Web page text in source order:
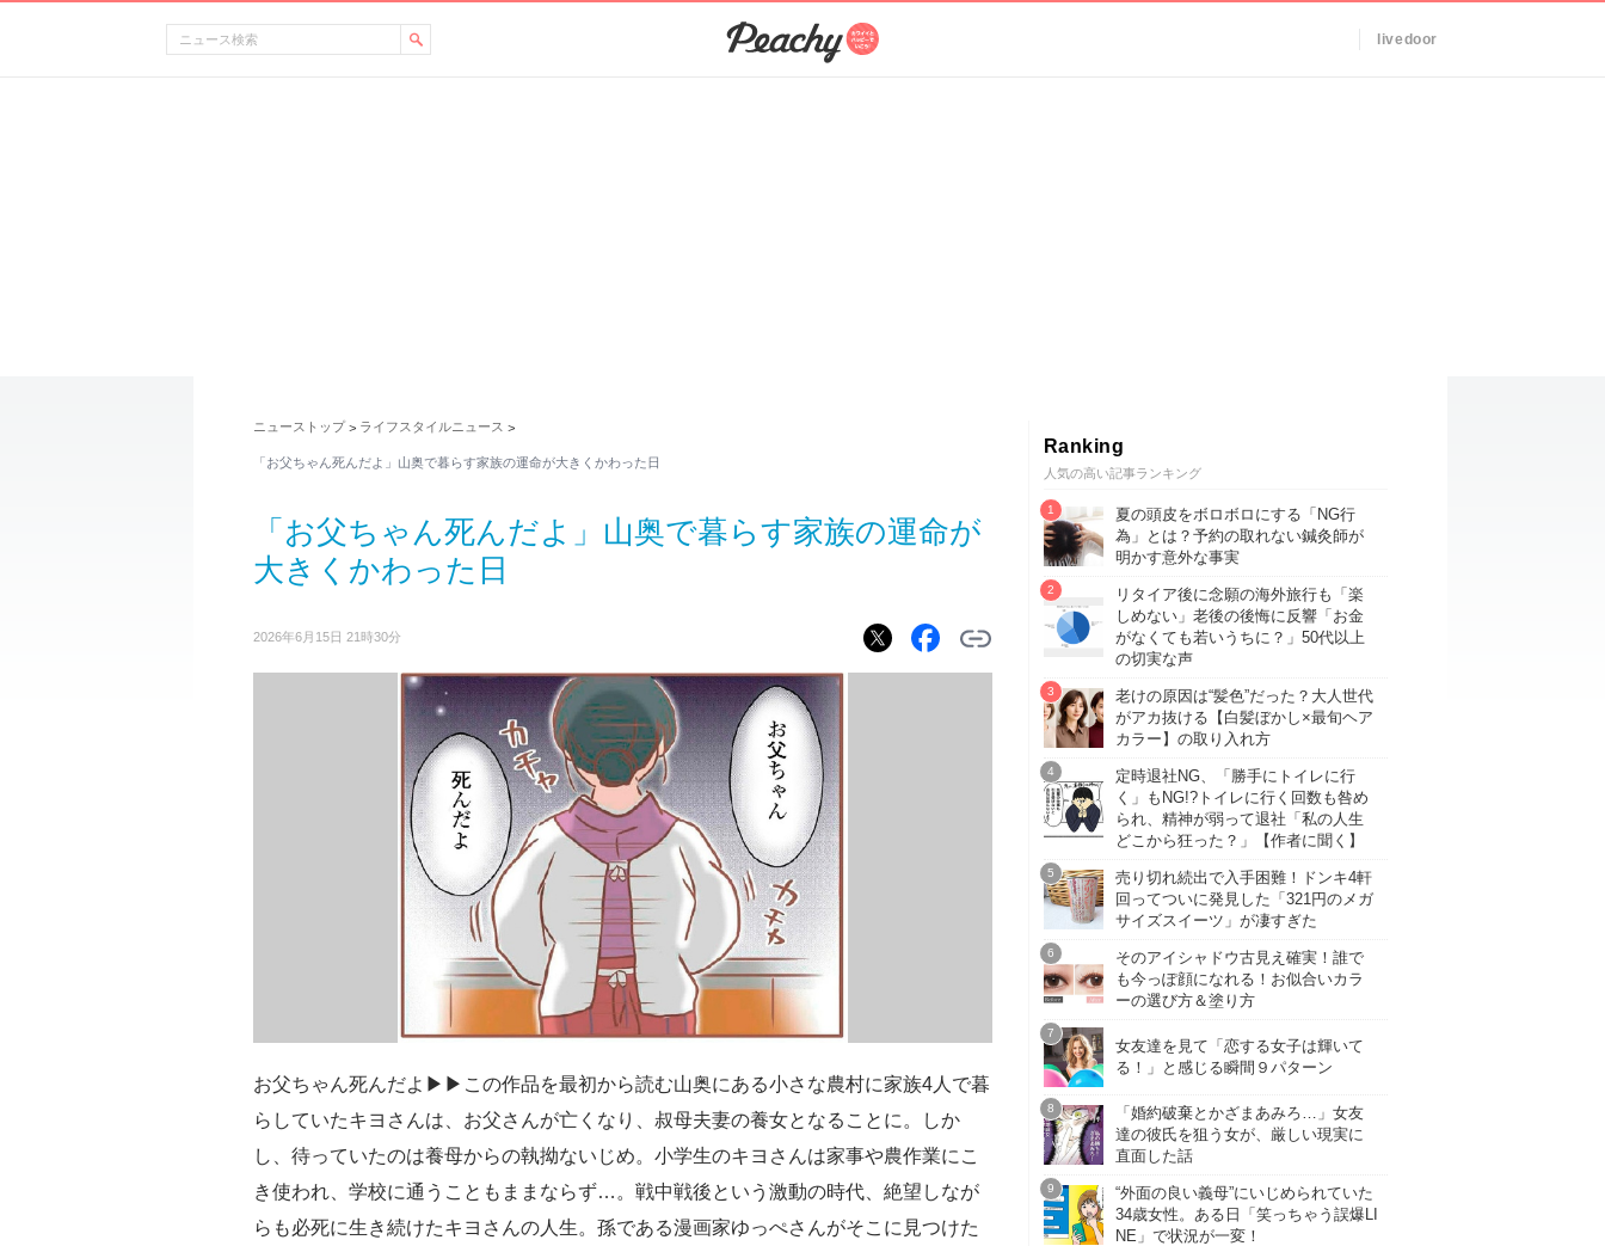
livedoor
ニューストップ > ライフスタイルニュース >
「お父ちゃん死んだよ」山奥で暮らす家族の運命が大きくかわった日
「お父ちゃん死んだよ」山奥で暮らす家族の運命が
大きくかわった日
2026年6月15日 21時30分
お父ちゃん死んだよ▶▶この作品を最初から読む山奥にある小さな農村に家族4人で暮
らしていたキヨさんは、お父さんが亡くなり、叔母夫妻の養女となることに。しか
し、待っていたのは養母からの執拗ないじめ。小学生のキヨさんは家事や農作業にこ
き使われ、学校に通うこともままならず…。戦中戦後という激動の時代、絶望しなが
らも必死に生き続けたキヨさんの人生。孫である漫画家ゆっぺさんがそこに見つけた
Ranking
人気の高い記事ランキング
夏の頭皮をボロボロにする「NG行
為」とは？予約の取れない鍼灸師が
明かす意外な事実
リタイア後に念願の海外旅行も「楽
しめない」老後の後悔に反響「お金
がなくても若いうちに？」50代以上
の切実な声
老けの原因は“髪色”だった？大人世代
がアカ抜ける【白髪ぼかし×最旬ヘア
カラー】の取り入れ方
定時退社NG、「勝手にトイレに行
く」もNG!?トイレに行く回数も咎め
られ、精神が弱って退社「私の人生
どこから狂った？」【作者に聞く】
売り切れ続出で入手困難！ドンキ4軒
回ってついに発見した「321円のメガ
サイズスイーツ」が凄すぎた
そのアイシャドウ古見え確実！誰で
も今っぽ顔になれる！お似合いカラ
ーの選び方＆塗り方
女友達を見て「恋する女子は輝いて
る！」と感じる瞬間９パターン
「婚約破棄とかざまあみろ…」女友
達の彼氏を狙う女が、厳しい現実に
直面した話
“外面の良い義母”にいじめられていた
34歳女性。ある日「笑っちゃう誤爆LI
NE」で状況が一変！